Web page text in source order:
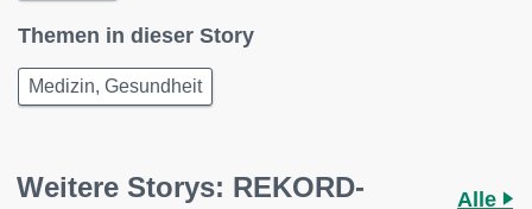
Themen in dieser Story
Medizin, Gesundheit
Weitere Storys: REKORD-
Alle